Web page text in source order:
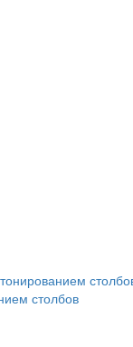
столбов